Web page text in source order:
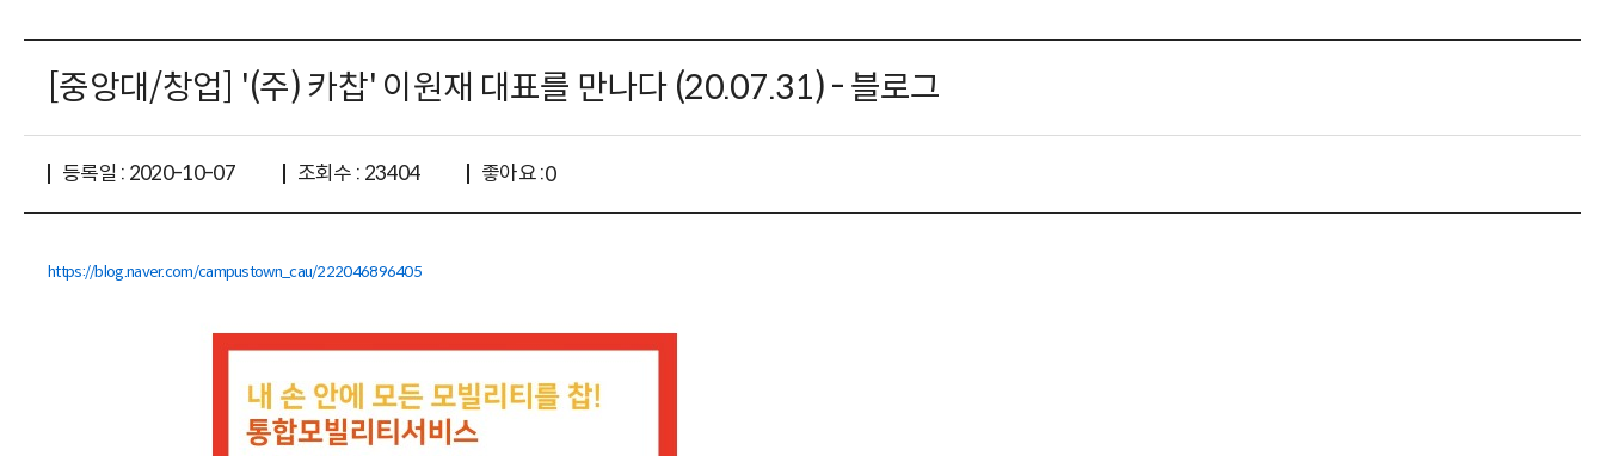
[중앙대/창업] '(주) 카찹' 이원재 대표를 만나다 (20.07.31) - 블로그
등록일 : 2020-10-07 조회수 : 23404 좋아요 :0
https://blog.naver.com/campustown_cau/222046896405